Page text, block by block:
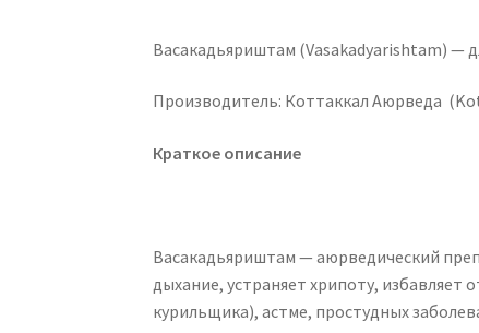
Васакадьяриштам (Vasakadyarishtam) —
Производитель: Коттаккал Аюрведа
Краткое описание
Васакадьяриштам — аюрведический
дыхание, устраняет хрипоту, избавляет
курильщика), астме, простудных